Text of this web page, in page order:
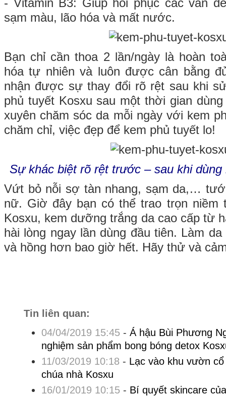
- Vitamin B3: Giúp hồi phục các vấn
sạm màu, lão hóa và mất nước.
Bạn chỉ cần thoa 2 lần/ngày là hoàn
hóa tự nhiên và luôn được cân bằng
nhận được sự thay đổi rõ rệt sau khi
phủ tuyết Kosxu sau một thời gian
xuyên chăm sóc da mỗi ngày với kem
chăm chỉ, việc đẹp để kem phủ tuyết lo!
Sự khác biệt rõ rệt trước – sau khi
Vứt bỏ nỗi sợ tàn nhang, sạm da,…
nữ. Giờ đây bạn có thể trao trọn niềm
Kosxu, kem dưỡng trắng da cao cấp từ
hài lòng ngay lần dùng đầu tiên. Làm
và hồng hơn bao giờ hết. Hãy thử và
Tin liên quan:
04/04/2019 15:45- Á hậu Bùi Phương
nghiệm sản phẩm bong bóng detox
11/03/2019 10:18 - Lạc vào khu vườn
chúa nhà Kosxu
16/01/2019 10:15- Bí quyết skincare